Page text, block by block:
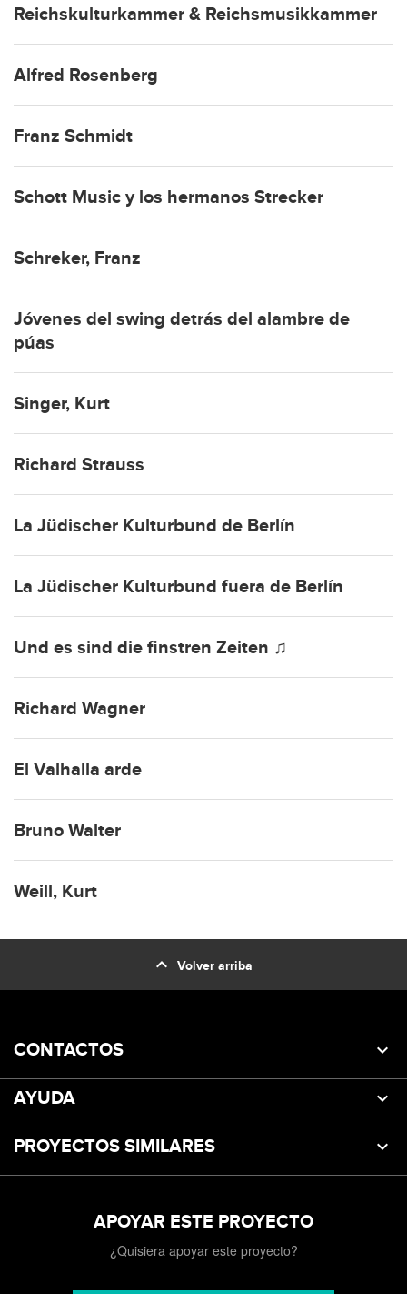
Reichskulturkammer & Reichsmusikkammer
Alfred Rosenberg
Franz Schmidt
Schott Music y los hermanos Strecker
Schreker, Franz
Jóvenes del swing detrás del alambre de
púas
Singer, Kurt
Richard Strauss
La Jüdischer Kulturbund de Berlín
La Jüdischer Kulturbund fuera de Berlín
Und es sind die finstren Zeiten ♫
Richard Wagner
El Valhalla arde
Bruno Walter
Weill, Kurt
expand_less Volver arriba
CONTACTOS
AYUDA
PROYECTOS SIMILARES
APOYAR ESTE PROYECTO
¿Quisiera apoyar este proyecto?